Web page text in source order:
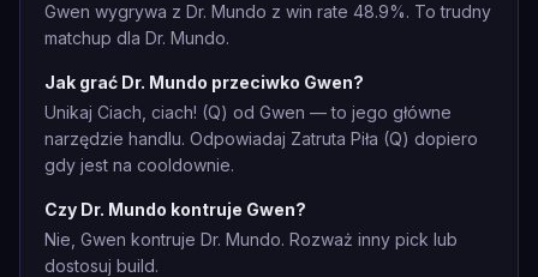
Gwen wygrywa z Dr. Mundo z win rate 48.9%. To trudny
matchup dla Dr. Mundo.
Jak grać Dr. Mundo przeciwko Gwen?
Unikaj Ciach, ciach! (Q) od Gwen — to jego główne
narzędzie handlu. Odpowiadaj Zatruta Piła (Q) dopiero
gdy jest na cooldownie.
Czy Dr. Mundo kontruje Gwen?
Nie, Gwen kontruje Dr. Mundo. Rozważ inny pick lub
dostosuj build.